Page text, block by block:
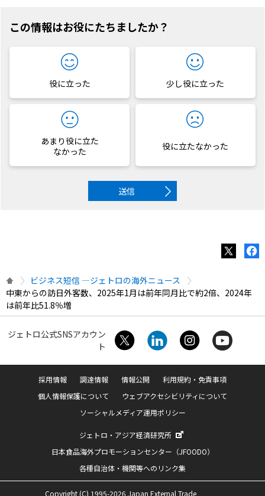
この情報はお役にたちましたか？
役に立った 少し役に立った
あまり役に立た
なかった
役に立たなかった
送信
ビジネス短信 ―ジェトロの海外ニュース
中東からの訪日外客数、2025年1月は前年同月比で約2倍、2024年
は前年比51.8％増
ジェトロ公式SNSアカウン
ト
採用情報 調達情報 情報公開
利用規約・免責事項
個人情報保護について
ウェブアクセシビリティについて
ソーシャルメディア運用ポリシー
ジェトロ・アジア経済研究所
日本食品海外プロモーションセンター（JFOODO）
各種自治体・機関等へのリンク集
Copyright (C) 1995-2026 Japan External Trade